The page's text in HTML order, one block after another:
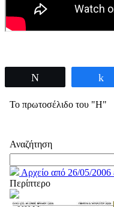
Το πρωτοσέλιδο του "Η"
Αναζήτηση
Αρχείο από 26/05/
Περίπτερο